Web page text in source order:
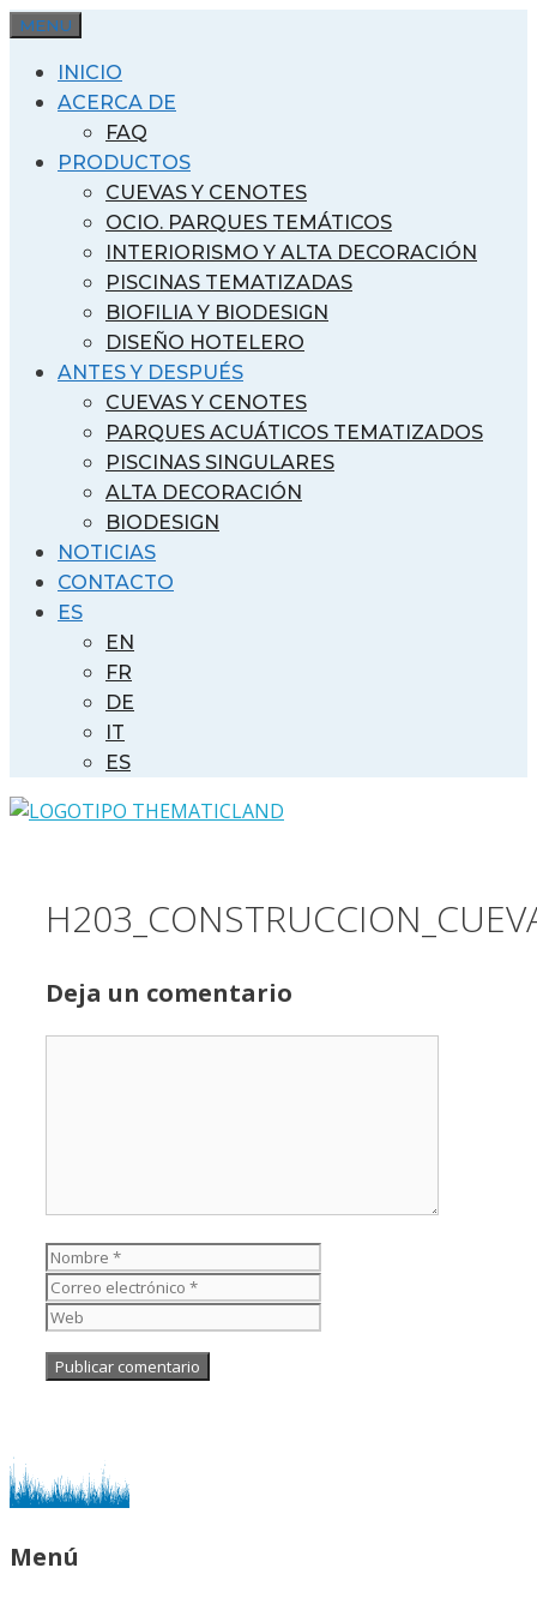
Saltar
contenido
MENU
INICIO
ACERCA DE
FAQ
PRODUCTOS
CUEVAS Y CENOTES
OCIO. PARQUES TEMÁTICOS
INTERIORISMO Y ALTA DECORACIÓN
PISCINAS TEMATIZADAS
BIOFILIA Y BIODESIGN
DISEÑO HOTELERO
ANTES Y DESPUÉS
CUEVAS Y CENOTES
PARQUES ACUÁTICOS TEMATIZADOS
PISCINAS SINGULARES
ALTA DECORACIÓN
BIODESIGN
NOTICIAS
CONTACTO
ES
EN
FR
DE
IT
ES
Deja un comentario
Nombre
Menú